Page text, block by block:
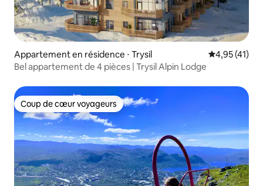
Appartement en résidence ⋅ Trysil Évaluation
4,95 (41)
Bel appartement de 4 pièces | Trysil Alpin Lodge
Coup de cœur voyageurs
Coup de cœur voyageurs